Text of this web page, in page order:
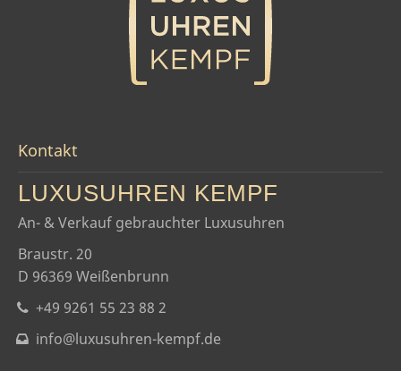
Kontakt
LUXUSUHREN KEMPF
An- & Verkauf gebrauchter Luxusuhren
Braustr. 20
D 96369 Weißenbrunn
+49 9261 55 23 88 2
info@luxusuhren-kempf.de